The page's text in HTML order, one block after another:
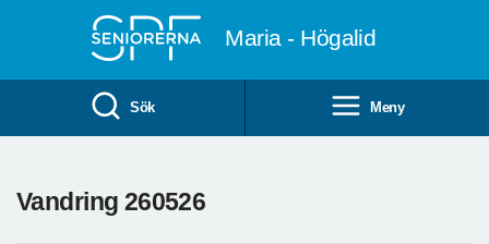
Maria - Högalid
Sök Meny
Vandring 260526